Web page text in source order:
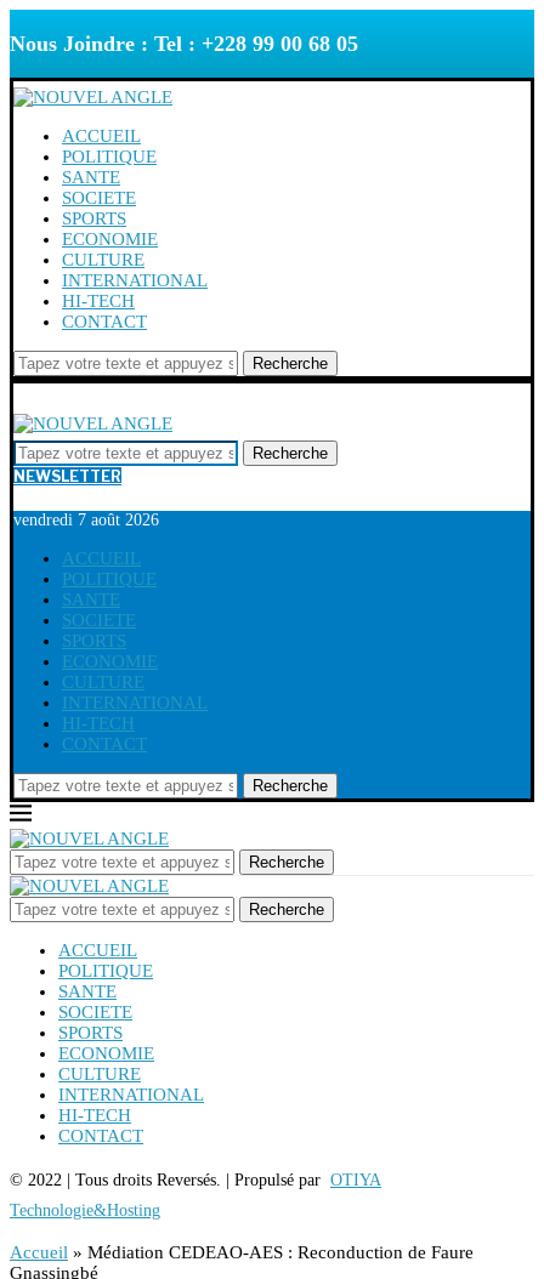
Nous Joindre : Tel : +228 99 00 68 05
ACCUEIL
POLITIQUE
SANTE
SOCIETE
SPORTS
ECONOMIE
CULTURE
INTERNATIONAL
HI-TECH
CONTACT
Recherche
Recherche
NEWSLETTER
vendredi 7 août 2026
ACCUEIL
POLITIQUE
SANTE
SOCIETE
SPORTS
ECONOMIE
CULTURE
INTERNATIONAL
HI-TECH
CONTACT
Recherche
Recherche
Recherche
ACCUEIL
POLITIQUE
SANTE
SOCIETE
SPORTS
ECONOMIE
CULTURE
INTERNATIONAL
HI-TECH
CONTACT
© 2022 | Tous droits Reversés. | Propulsé par OTIYA
Technologie&Hosting
Accueil » Médiation CEDEAO-AES : Reconduction de Faure
Gnassingbé